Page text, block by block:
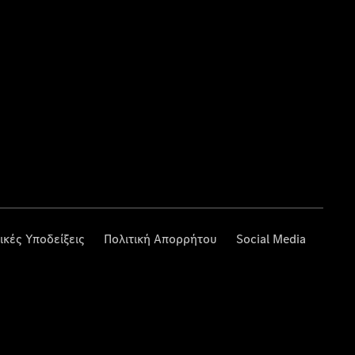
Υποδείξεις Πολιτική Απορρήτου Social Media